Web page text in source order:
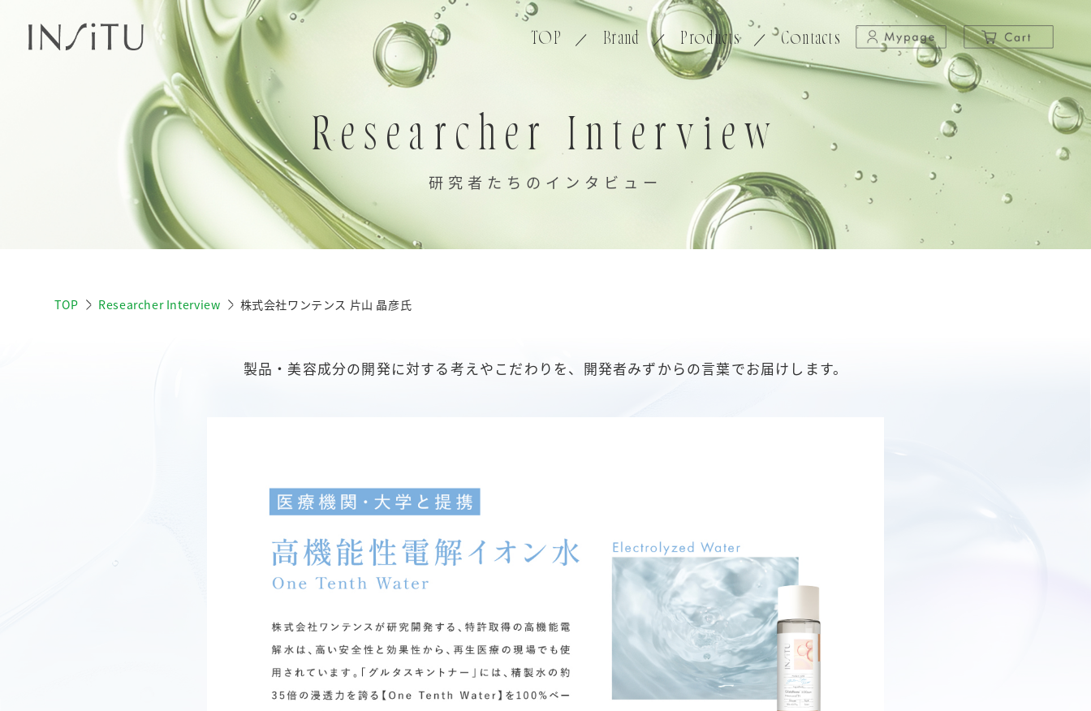
TOP ／ Brand ／ Products ／ Contacts
Researcher Interview
研究者たちのインタビュー
TOP Researcher Interview 株式会社ワンテンス 片山 晶彦氏
製品・美容成分の開発に対する考えやこだわりを、 開発者みずからの言葉でお届けします。